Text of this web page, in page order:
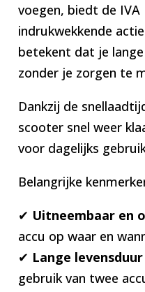
voegen, biedt de IVA
indrukwekkende
betekent dat je
zonder je zorgen te
Dankzij de
scooter snel weer
voor dagelijks
Belangrijke
✔ Uitneembaar en
accu op waar en
✔ Lange levensduur
gebruik van twee